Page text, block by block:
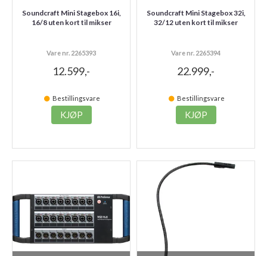
Soundcraft Mini Stagebox 16i,
16/8 uten kort til mikser
Vare nr. 2265393
12.599,-
Bestillingsvare
KJØP
Soundcraft Mini Stagebox 32i,
32/12 uten kort til mikser
Vare nr. 2265394
22.999,-
Bestillingsvare
KJØP